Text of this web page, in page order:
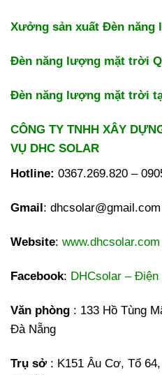
Xưởng sản xuất Đèn
Đèn năng lượng mặt trời
Đèn năng lượng mặt trời
CÔNG TY TNHH XÂY
VỤ DHC SOLAR
Hotline: 0367.269.820 –
Gmail: dhcsolar@gmail.com
Website: www.dhcsolar.com
Facebook: DHCsolar –
Văn phòng : 133 Hồ Tùng
Đà Nẵng
Trụ sở: K151 Âu Cơ, Tổ